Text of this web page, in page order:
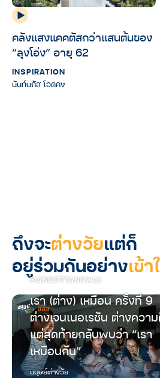
คลังแสงแคคตัสกว่าแสนต้นของ
“ลุงโอ่ง” อายุ 62
INSPIRATION
นันท์นภัส โอดคง
ถึงจะต่างวัยแต่ก็
อยู่ร่วมกันอย่างเข้า
MANOOTTANGWAI
เรา (ต่าง) เหมือน ครั้งที่ 9
ต่างเจนเนอเรชัน ต่างควา
แต่สุดท้ายกลับพบว่า “เรา
เหมือนกัน”
มนุษย์ต่างวัย